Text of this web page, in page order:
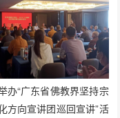
办“广东省佛教界坚持宗
方向宣讲团巡回宣讲”活